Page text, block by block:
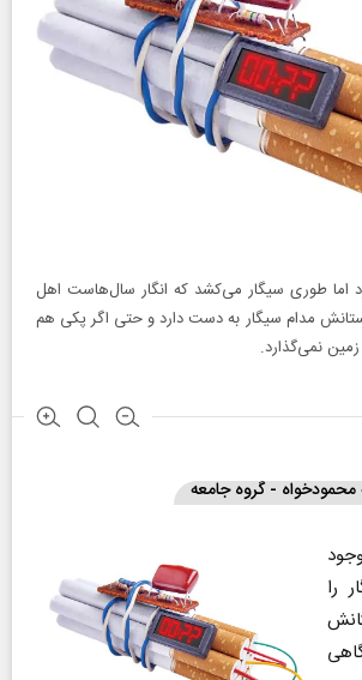
ندارد اما طوری سیگار می‌کشد که انگار سال‌هاست اهل
مدام سیگار به دست دارد و حتی اگر پکی هم
نمی‌گذارد.
محمودخواه - گروه جامعه
را